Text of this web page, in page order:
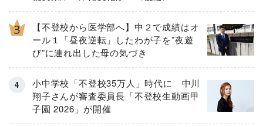
【不登校から医学部へ】中２で成績はオ
ール１「昼夜逆転」したわが子を”夜遊
び”に連れ出した母の気づき
小中学校「不登校35万人」時代に 中川
翔子さんが審査委員長「不登校生動画甲
子園 2026」が開催